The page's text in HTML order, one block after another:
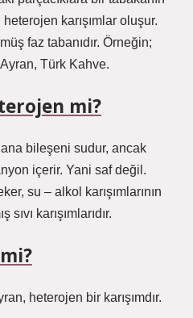
karışımlar oluşur.
faz tabanıdır. Örneğin;
Türk Kahve.
mi?
bileşeni sudur, ancak
içerir. Yani saf değil.
su – alkol karışımlarının
sıvı karışımlarıdır.
heterojen bir karışımdır.